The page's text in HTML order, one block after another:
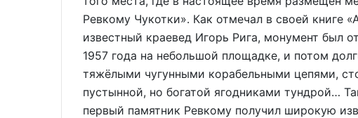
Ревкому Чукотки». Как отмечал в своей книге
известный краевед Игорь Рига, монумент был
1957 года на небольшой площадке, и потом
тяжёлыми чугунными корабельными цепями,
пустынной, но богатой ягодниками тундрой…
первый памятник Ревкому получил широкую